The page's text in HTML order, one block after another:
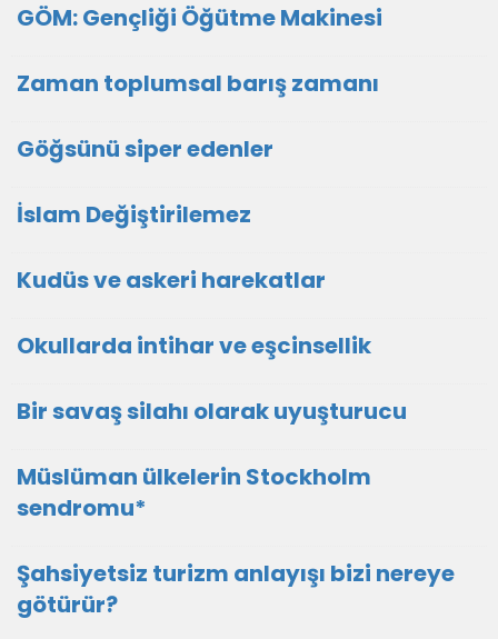
GÖM: Gençliği Öğütme Makinesi
Zaman toplumsal barış zamanı
Göğsünü siper edenler
İslam Değiştirilemez
Kudüs ve askeri harekatlar
Okullarda intihar ve eşcinsellik
Bir savaş silahı olarak uyuşturucu
Müslüman ülkelerin Stockholm
sendromu*
Şahsiyetsiz turizm anlayışı bizi nereye
götürür?